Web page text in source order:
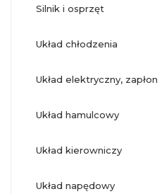
silnik i osprzęt
układ chłodzenia
układ elektryczny, zapłon
układ hamulcowy
układ kierowniczy
układ napędowy